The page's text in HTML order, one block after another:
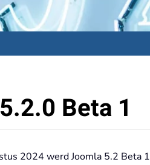
Beta 1
2024 werd Joomla 5.2 Beta